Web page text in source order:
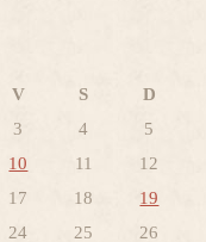
V S
D
3 4
5
10 11
12
17 18
19
24 25
26